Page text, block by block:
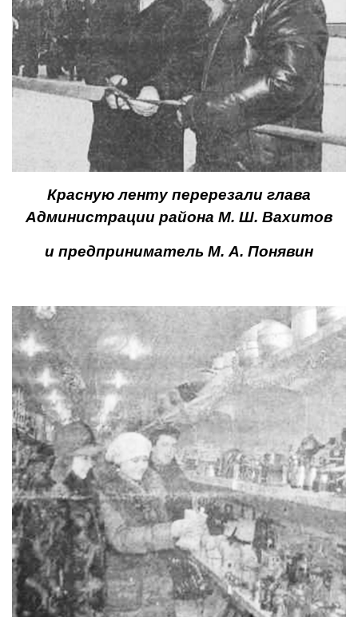
Красную ленту перерезали глава
Администрации рай­она М. Ш. Вахитов
и предприниматель М. А. Понявин